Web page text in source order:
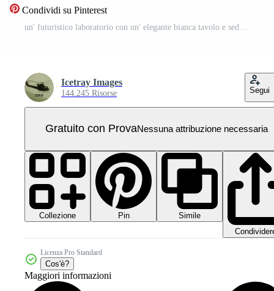
Condividi su Pinterest
Icetray Images
144.245 Risorse Segui
Gratuito con ProvaNessuna attribuzione necessaria
Collezione Pin
Simile
Licenza Pro Standard
Cos'è?
Maggiori informazioni